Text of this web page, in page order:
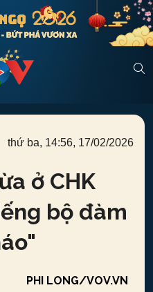
thứ ba, 14:56, 17/02/2026
ở CHK
bộ đàm
"
PHI LONG/VOV.VN